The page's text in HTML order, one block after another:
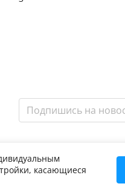
в любой форме, цитирование без
касающиеся